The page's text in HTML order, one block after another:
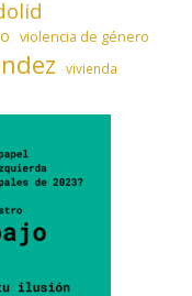
violencia de género
vivienda